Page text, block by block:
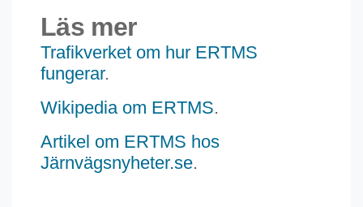
Läs mer
Trafikverket om hur ERTMS
fungerar.
Wikipedia om ERTMS.
Artikel om ERTMS hos
Järnvägsnyheter.se.